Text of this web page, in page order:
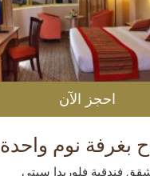
احجز الآن
بغرفة نوم واحدة
فندقية فلوريدا سيتي